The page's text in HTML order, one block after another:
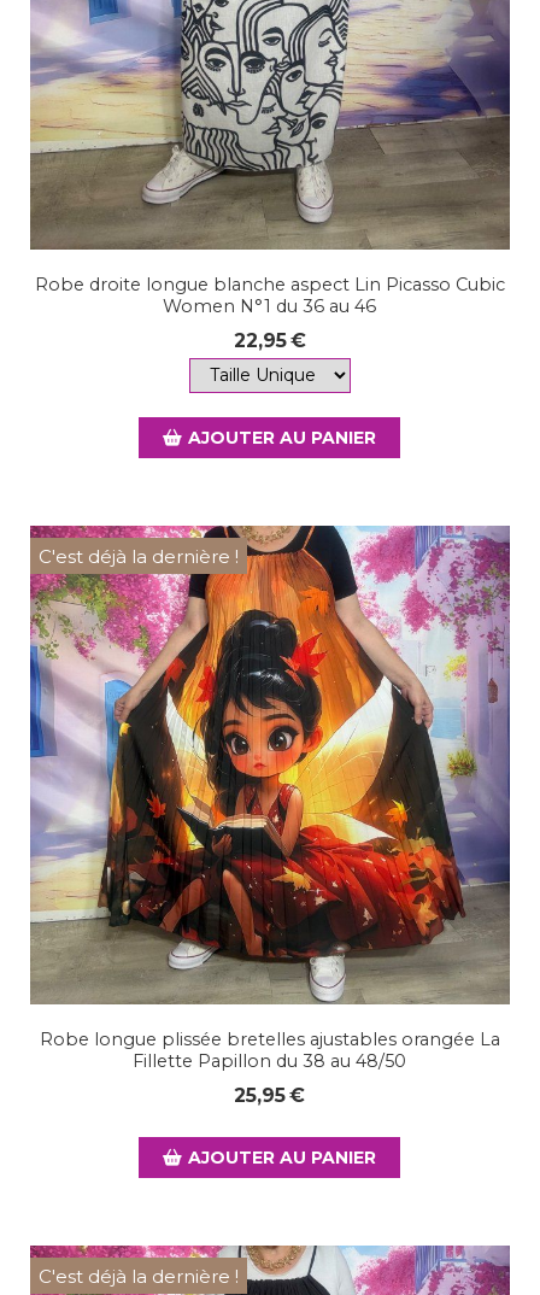
Robe droite longue blanche aspect Lin Picasso Cubic
Women N°1 du 36 au 46
22,95€
AJOUTER AU PANIER
C'est déjà la dernière !
Robe longue plissée bretelles ajustables orangée La
Fillette Papillon du 38 au 48/50
25,95€
AJOUTER AU PANIER
C'est déjà la dernière !